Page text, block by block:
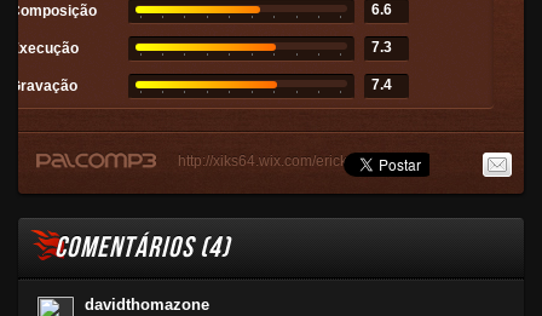
Composição 6.6
Execução 7.3
Gravação 7.4
http://xiks64.wix.com/erick-oliveira1
COMENTÁRIOS (4)
davidthomazone